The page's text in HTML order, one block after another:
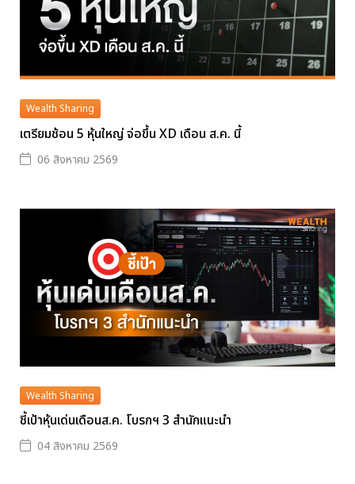
Wealth Sharing
เตรียมช้อน 5 หุ้นใหญ่ จ่อขึ้น XD เดือน ส.ค. นี้
06 สิงหาคม 2569
Wealth Sharing
ชี้เป้าหุ้นเด่นเดือนส.ค. โบรกฯ 3 สำนักแนะนำ
04 สิงหาคม 2569